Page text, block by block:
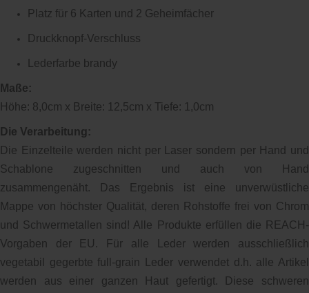
Platz für 6 Karten und 2 Geheimfächer
Druckknopf-Verschluss
Lederfarbe brandy
Maße:
Höhe: 8,0cm x Breite: 12,5cm x Tiefe: 1,0cm
Die Verarbeitung:
Die Einzelteile werden nicht per Laser sondern per Hand und
Schablone zugeschnitten und auch von Hand
zusammengenäht. Das Ergebnis ist eine unverwüstliche
Mappe von höchster Qualität, deren Rohstoffe frei von Chrom
und Schwermetallen sind! Alle Produkte erfüllen die REACH-
Vorgaben der EU. Für alle Leder werden ausschließlich
vegetabil gegerbte full-grain Leder verwendet d.h. alle Artikel
werden aus einer ganzen Haut gefertigt. Diese schweren